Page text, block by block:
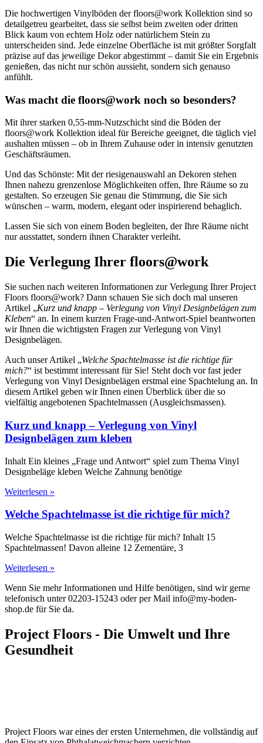
Die hochwertigen Vinylböden der floors@work Kollektion sind so
detailgetreu gearbeitet, dass sie selbst beim zweiten oder dritten
Blick kaum von echtem Holz oder natürlichem Stein zu
unterscheiden sind. Jede einzelne Oberfläche ist mit größter Sorgfalt
präzise auf das jeweilige Dekor abgestimmt – damit Sie ein Ergebnis
genießen, das nicht nur schön aussieht, sondern sich genauso
anfühlt.
Was macht die floors@work noch so besonders?
Mit ihrer starken 0,55-mm-Nutzschicht sind die Böden der
floors@work Kollektion ideal für Bereiche geeignet, die täglich viel
aushalten müssen – ob in Ihrem Zuhause oder in intensiv genutzten
Geschäftsräumen.
Und das Schönste: Mit der riesigenauswahl an Dekoren stehen
Ihnen nahezu grenzenlose Möglichkeiten offen, Ihre Räume so zu
gestalten. So erzeugen Sie genau die Stimmung, die Sie sich
wünschen – warm, modern, elegant oder inspirierend behaglich.
Lassen Sie sich von einem Boden begleiten, der Ihre Räume nicht
nur ausstattet, sondern ihnen Charakter verleiht.
Die Verlegung Ihrer floors@work
Sie suchen nach weiteren Informationen zur Verlegung Ihrer Project
Floors floors@work? Dann schauen Sie sich doch mal unseren
Artikel „Kurz und knapp – Verlegung von Vinyl Designbelägen zum
Kleben“ an. In einem kurzen Frage-und-Antwort-Spiel beantworten
wir Ihnen die wichtigsten Fragen zur Verlegung von Vinyl
Designbelägen.
Auch unser Artikel „Welche Spachtelmasse ist die richtige für
mich?“ ist bestimmt interessant für Sie! Steht doch vor fast jeder
Verlegung von Vinyl Designbelägen erstmal eine Spachtelung an. In
diesem Artikel geben wir Ihnen einen Überblick über die so
vielfältig angebotenen Spachtelmassen (Ausgleichsmassen).
Kurz und knapp – Verlegung von Vinyl
Designbelägen zum kleben
Inhalt Ein kleines „Frage und Antwort“ spiel zum Thema Vinyl
Designbeläge kleben Welche Zahnung benötige
Weiterlesen »
Welche Spachtelmasse ist die richtige für mich?
Welche Spachtelmasse ist die richtige für mich? Inhalt 15
Spachtelmassen! Davon alleine 12 Zementäre, 3
Weiterlesen »
Wenn Sie mehr Informationen und Hilfe benötigen, sind wir gerne
telefonisch unter 02203-15243 oder per Mail info@my-boden-
shop.de für Sie da.
Project Floors - Die Umwelt und Ihre
Gesundheit
Project Floors war eines der ersten Unternehmen, die vollständig auf